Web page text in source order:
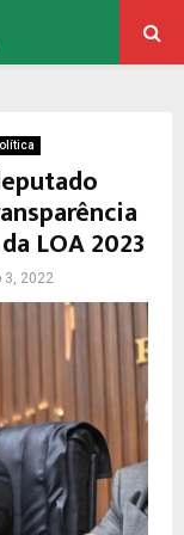
LOA 2023
3, 2022